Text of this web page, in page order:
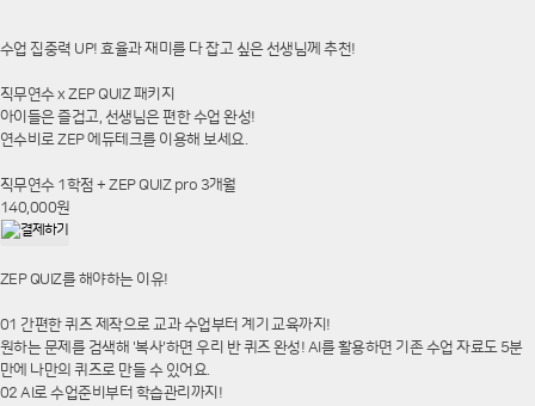
수업 집중력 UP! 효율과 재미를 다 잡고 싶은 선생님께 추천!
직무연수 x ZEP QUIZ 패키지
아이들은 즐겁고, 선생님은 편한 수업 완성!
연수비로 ZEP 에듀테크를 이용해 보세요.
직무연수 1학점 + ZEP QUIZ pro 3개월
140,000원
ZEP QUIZ를 해야하는 이유!
01 간편한 퀴즈 제작으로 교과 수업부터 계기 교육까지!
원하는 문제를 검색해 '복사'하면 우리 반 퀴즈 완성! AI를 활용하면 기존 수업 자료도 5분
만에 나만의 퀴즈로 만들 수 있어요.
02 AI로 수업준비부터 학습관리까지!